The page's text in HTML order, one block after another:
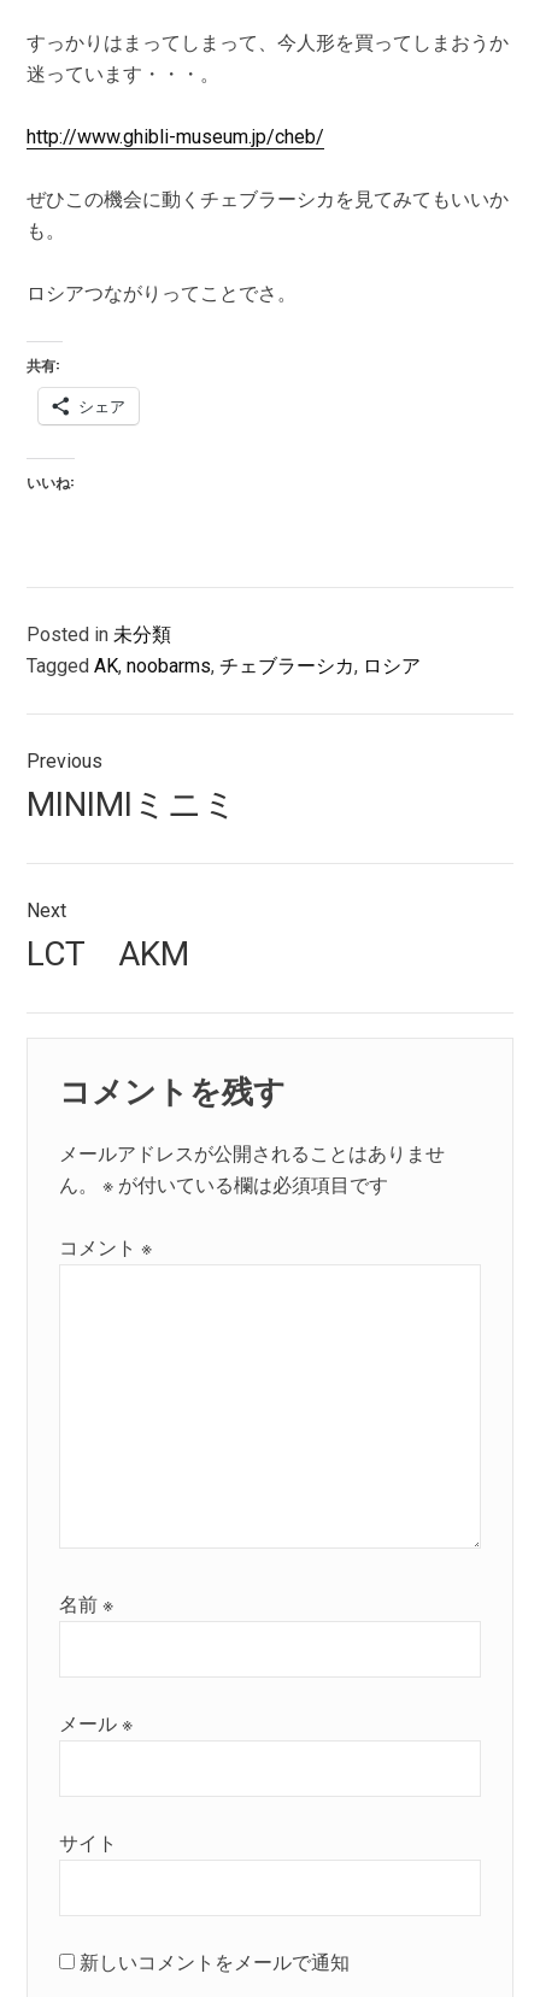
すっかりはまってしまって、今人形を買ってしまおうか
迷っています・・・。
http://www.ghibli-museum.jp/cheb/
ぜひこの機会に動くチェブラーシカを見てみてもいいか
も。
ロシアつながりってことでさ。
共有:
シェア
いいね:
Posted in 未分類
TaggedAK,noobarms,チェブラーシカ, ロシア
投
稿
ナ
ビ
ゲ
ー
シ
ョ
ン
Previous
Previous
post:
MINIMIミニミ
Next
Next
post:
LCT AKM
コメントを残す
メールアドレスが公開されることはありませ
ん。
※ が付いている欄は必須項目です
コメント※
名前※
メール※
サイト
新しいコメントをメールで通知